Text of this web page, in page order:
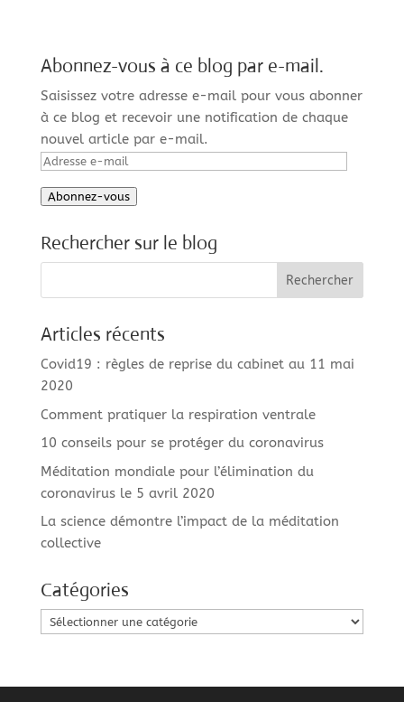
Abonnez-vous à ce blog par e-mail.
Saisissez votre adresse e-mail pour vous abonner
à ce blog et recevoir une notification de chaque
nouvel article par e-mail.
Adresse
mail
Abonnez-vous
Rechercher sur le blog
Articles récents
Covid19 : règles de reprise du cabinet au 11 mai
2020
Comment pratiquer la respiration ventrale
10 conseils pour se protéger du coronavirus
Méditation mondiale pour l’élimination du
coronavirus le 5 avril 2020
La science démontre l’impact de la méditation
collective
Catégories
Catégories